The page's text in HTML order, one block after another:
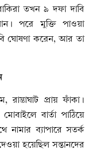
তখন ৯ দফা দাবি
পরে মুক্তি পাওয়া
ঘোষণা করেন, আর তা
প্রায় ফাঁকা।
বার্তা পাঠিয়ে
ব্যাপারে সতর্ক
হয়েছিল সন্তানদের